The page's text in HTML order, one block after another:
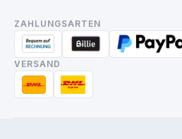
ZAHLUNGSARTEN
VERSAND